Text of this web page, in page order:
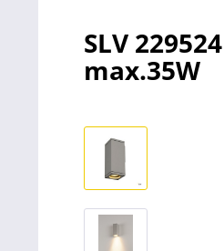
SLV
max.35W